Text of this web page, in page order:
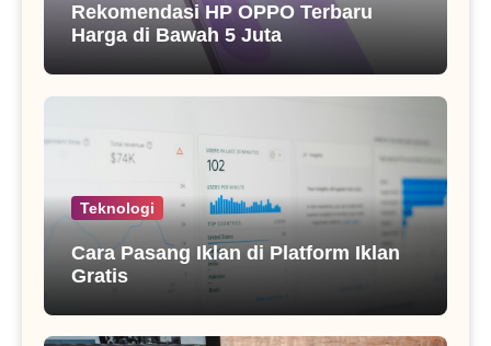
Rekomendasi HP OPPO Terbaru
Harga di Bawah 5 Juta
Teknologi
Cara Pasang Iklan di Platform Iklan
Gratis